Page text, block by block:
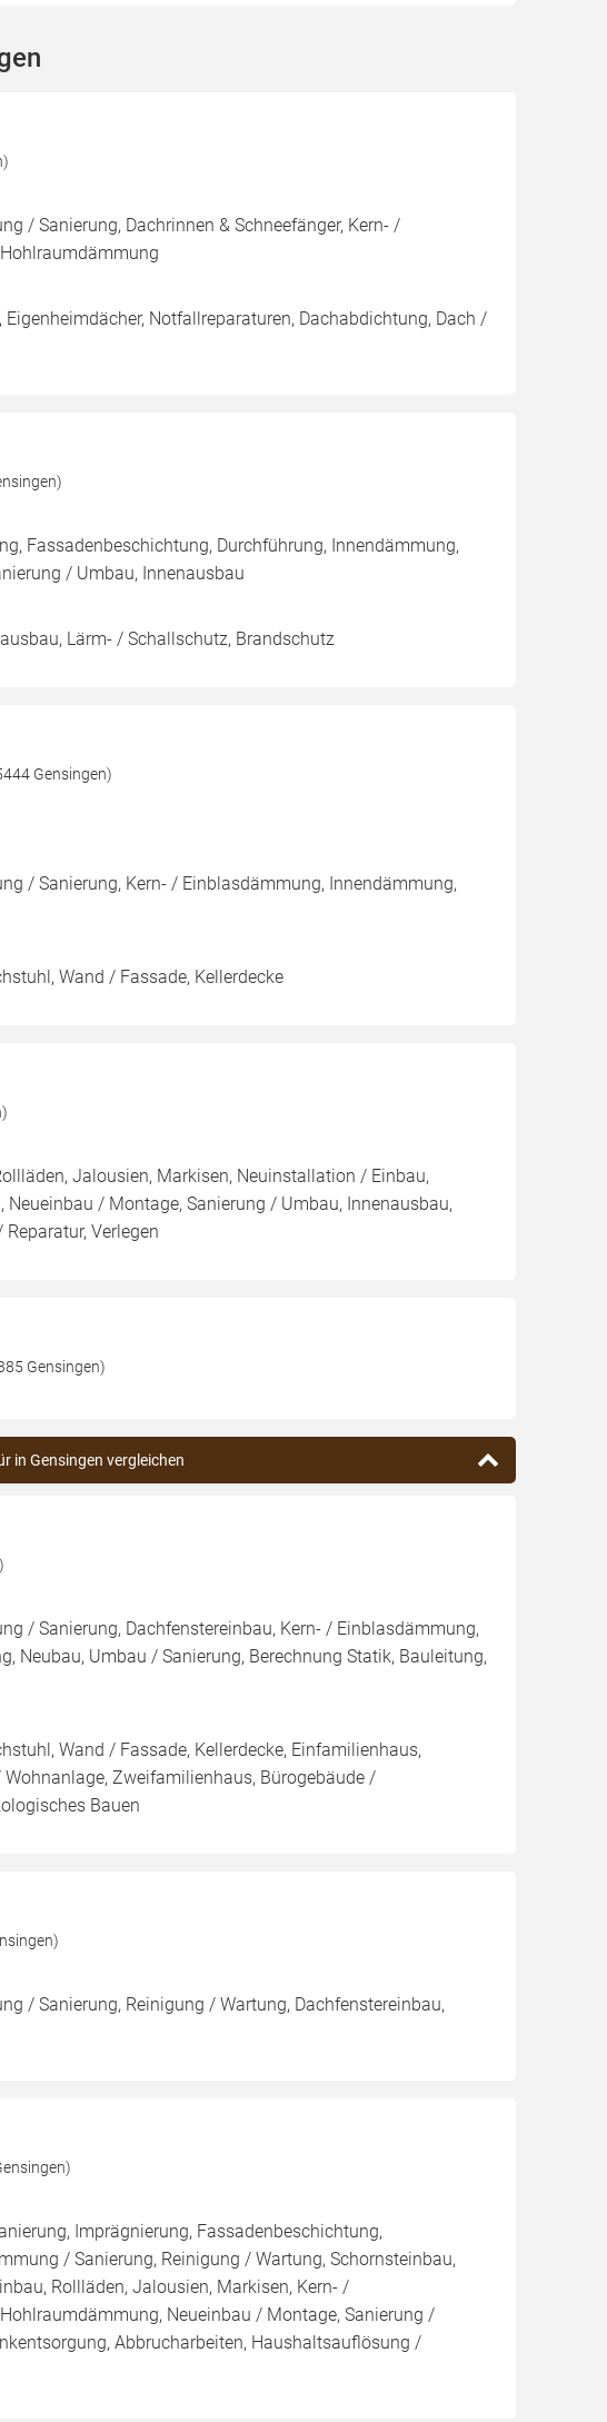
/ Sanierung, Dachrinnen & Schneefänger, Kern- /
Notfallreparaturen, Dachabdichtung, Dach /
Fassadenbeschichtung, Durchführung, Innendämmung,
/ Umbau, Innenausbau
Lärm- / Schallschutz, Brandschutz
Gensingen)
/ Sanierung, Kern- / Einblasdämmung, Innendämmung,
Wand / Fassade, Kellerdecke
Jalousien, Markisen, Neuinstallation / Einbau,
/ Montage, Sanierung / Umbau, Innenausbau,
Verlegen
Gensingen)
in Gensingen vergleichen
/ Sanierung, Dachfenstereinbau, Kern- / Einblasdämmung,
Neubau, Umbau / Sanierung, Berechnung Statik, Bauleitung,
Wand / Fassade, Kellerdecke, Einfamilienhaus,
Zweifamilienhaus, Bürogebäude /
Bauen
/ Sanierung, Reinigung / Wartung, Dachfenstereinbau,
Imprägnierung, Fassadenbeschichtung,
/ Sanierung, Reinigung / Wartung, Schornsteinbau,
Rollläden, Jalousien, Markisen, Kern- /
Neueinbau / Montage, Sanierung /
Abbrucharbeiten, Haushaltsauflösung /